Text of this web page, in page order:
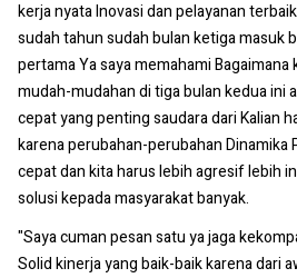
kerja nyata Inovasi dan pelayanan
sudah tahun sudah bulan ketiga masuk
pertama Ya saya memahami
mudah-mudahan di tiga bulan kedua ini
cepat yang penting saudara dari Kalian
karena perubahan-perubahan Dinamika
cepat dan kita harus lebih agresif lebih
solusi kepada masyarakat banyak.
"Saya cuman pesan satu ya jaga
Solid kinerja yang baik-baik karena dari